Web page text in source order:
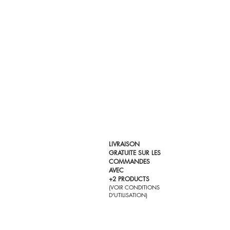
LIVRAISON
GRATUITE SUR LES
COMMANDES
AVEC
+2 PRODUCTS
(VOIR CONDITIONS
D'UTILISATION)